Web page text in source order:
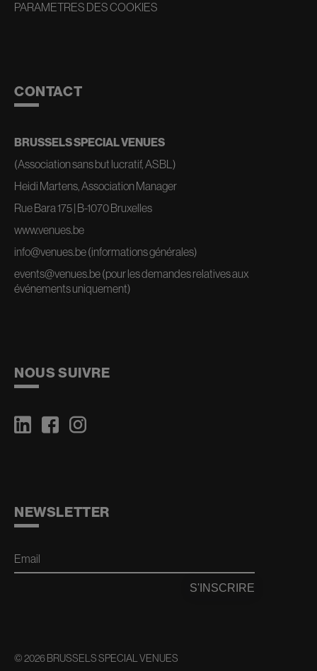
PARAMETRES DES COOKIES
CONTACT
BRUSSELS SPECIAL VENUES
(Association sans but lucratif, ASBL)
Heidi Martens, Association Manager
Rue Bara 175 | B-1070 Bruxelles
www.venues.be
info@venues.be(informations générales)
events@venues.be(pour les demandes relatives aux
événements uniquement)
NOUS SUIVRE
NEWSLETTER
Email
S'INSCRIRE
© 2026 BRUSSELS SPECIAL VENUES